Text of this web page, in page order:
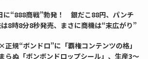
に“888商戦”勃発！ 銀だこ88円、パンチ
8時8分8秒発売、まさに商機は“末広がり”
規“ボンドロ”に「覇権コンテンツの格」
ぬ「ボンボンドロップシール」、生産3～